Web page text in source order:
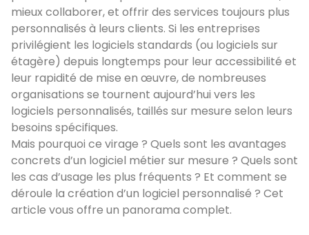
mieux collaborer, et offrir des services toujours plus
personnalisés à leurs clients. Si les entreprises
privilégient les logiciels standards (ou logiciels sur
étagère) depuis longtemps pour leur accessibilité et
leur rapidité de mise en œuvre, de nombreuses
organisations se tournent aujourd’hui vers les
logiciels personnalisés, taillés sur mesure selon leurs
besoins spécifiques.
Mais pourquoi ce virage ? Quels sont les avantages
concrets d’un logiciel métier sur mesure ? Quels sont
les cas d’usage les plus fréquents ? Et comment se
déroule la création d’un logiciel personnalisé ? Cet
article vous offre un panorama complet.